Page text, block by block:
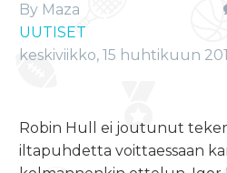
By Maza
UUTISET
keskiviikko, 15 huhtikuun
Robin Hull ei joutunut
iltapuhdetta voittaessaan